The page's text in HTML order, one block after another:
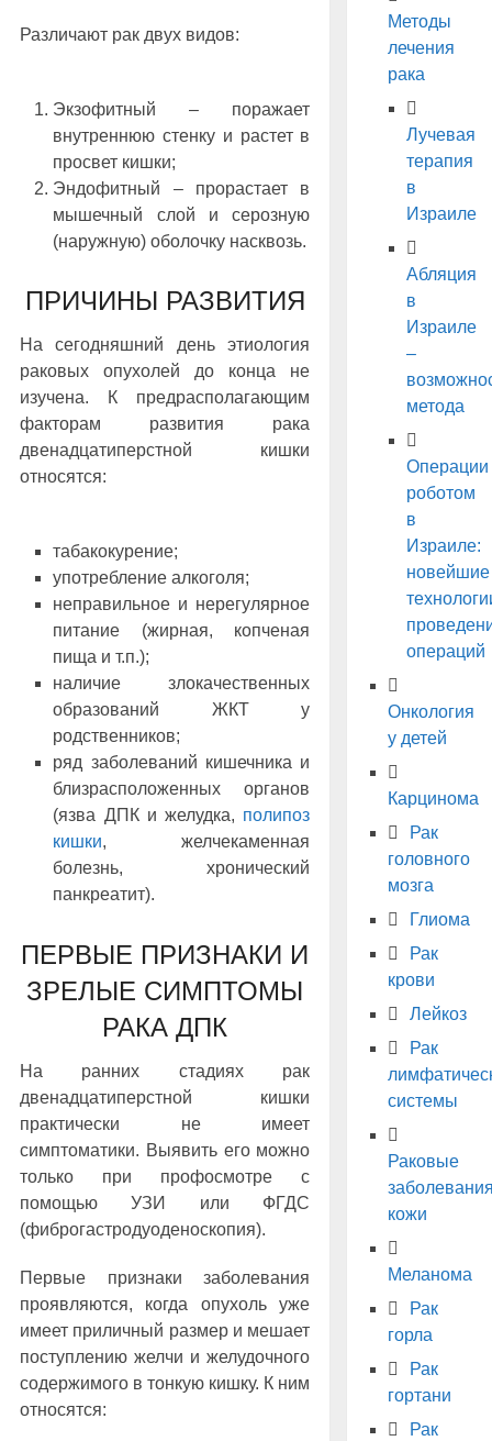
Различают рак двух видов:
Экзофитный – поражает
внутреннюю стенку и растет в
просвет кишки;
Эндофитный – прорастает в
мышечный слой и серозную
(наружную) оболочку насквозь.
ПРИЧИНЫ РАЗВИТИЯ
На сегодняшний день этиология
раковых опухолей до конца не
изучена. К предрасполагающим
факторам развития рака
двенадцатиперстной кишки
относятся:
табакокурение;
употребление алкоголя;
неправильное и нерегулярное
питание (жирная, копченая
пища и т.п.);
наличие злокачественных
образований ЖКТ у
родственников;
ряд заболеваний кишечника и
близрасположенных органов
(язва ДПК и желудка, полипоз
кишки, желчекаменная
болезнь, хронический
панкреатит).
ПЕРВЫЕ ПРИЗНАКИ И
ЗРЕЛЫЕ СИМПТОМЫ
РАКА ДПК
На ранних стадиях рак
двенадцатиперстной кишки
практически не имеет
симптоматики. Выявить его можно
только при профосмотре с
помощью УЗИ или ФГДС
(фиброгастродуоденоскопия).
Первые признаки заболевания
проявляются, когда опухоль уже
имеет приличный размер и мешает
поступлению желчи и желудочного
содержимого в тонкую кишку. К ним
относятся:
Методы
лечения
рака
Лучевая
терапия
в
Израиле
Абляция
в
Израиле
–
метода
Операции
роботом
в
Израиле:
новейшие
операций
Онкология
у детей
Карцинома
Рак
головного
мозга
Глиома
Рак
крови
Лейкоз
Рак
системы
Раковые
кожи
Меланома
Рак
горла
Рак
гортани
Рак